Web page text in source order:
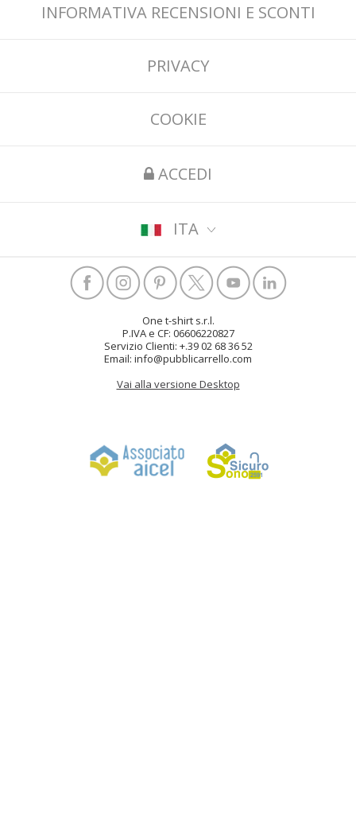
INFORMATIVA RECENSIONI E SCONTI
PRIVACY
COOKIE
ACCEDI
ITA
One t-shirt s.r.l.
P.IVA e CF: 06606220827
Servizio Clienti: +.39 02 68 36 52
Email: info@pubblicarrello.com
Vai alla versione Desktop